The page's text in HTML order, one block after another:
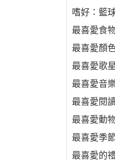
嗜好：籃
最喜愛食
最喜愛顏
最喜愛歌
最喜愛音
最喜愛閱
最喜愛動
最喜愛季
最喜愛的